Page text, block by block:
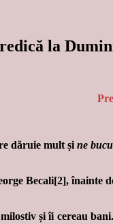
la
dăruie mult și ne
Becali[2], înainte
și îi cereau